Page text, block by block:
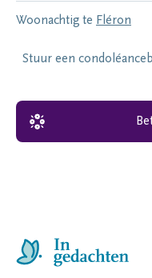
Woonachtig te Fléron
Stuur een